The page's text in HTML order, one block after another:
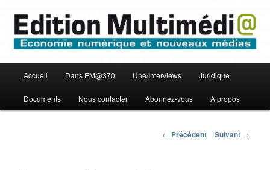
contenu
principalEdition Multimédi@
principal
Accueil Dans EM@370 Une/Interviews Juridique
Documents Nous contacter Abonnez-vous A propos
Navigation
← Précédent Suivant →